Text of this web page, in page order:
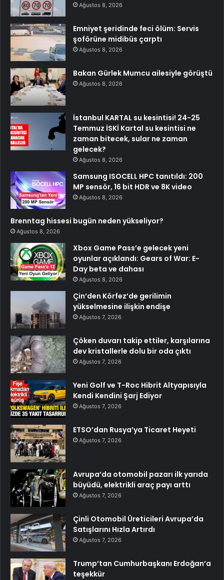
Ağustos 8, 2026
Emniyet şeridinde feci ölüm: Servis
şoförüne midibüs çarptı
Ağustos 8, 2026
Bakan Gürlek Mumcu ailesiyle görüştü
Ağustos 8, 2026
İstanbul KARTAL su kesintisi! 24-25
Temmuz İSKİ Kartal su kesintisi ne
zaman bitecek, sular ne zaman
gelecek?
Ağustos 8, 2026
Samsung ISOCELL HPC tanıtıldı: 200
MP sensör, 16 bit HDR ve 8K video
Ağustos 8, 2026
Brenntag hissesi bugün neden yükseliyor?
Ağustos 8, 2026
Xbox Game Pass’e gelecek yeni
oyunlar açıklandı: Gears of War: E-
Day beta ve dahası
Ağustos 8, 2026
Çin’den Körfez’de gerilimin
yükselmesine ilişkin endişe
Ağustos 7, 2026
Çöken duvarı takip ettiler, karşılarına
dev kristallerle dolu bir oda çıktı
Ağustos 7, 2026
Yeni Golf ve T-Roc Hibrit Altyapısıyla
Kendi Kendini Şarj Ediyor
Ağustos 7, 2026
ETSO’dan Rusya’ya Ticaret Heyeti
Ağustos 7, 2026
Avrupa’da otomobil pazarı ilk yarıda
büyüdü, elektrikli araç payı arttı
Ağustos 7, 2026
Çinli Otomobil Üreticileri Avrupa’da
Satışlarını Hızla Artırdı
Ağustos 7, 2026
Trump’tan Cumhurbaşkanı Erdoğan’a
teşekkür